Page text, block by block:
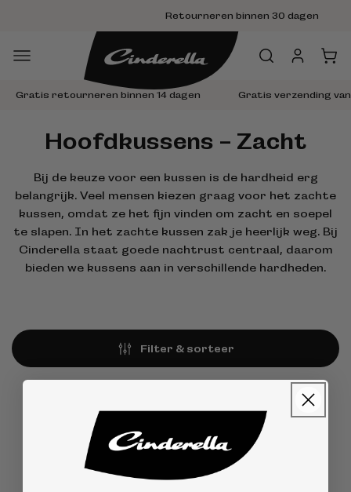
Retourneren binnen 30 dagen
Inloggen
Gratis retourneren binnen 14 dagen Gratis verzending
Hoofdkussens - Zacht
Bij de keuze voor een kussen is de hardheid erg
belangrijk. Veel mensen kiezen graag voor het zachte
kussen, omdat ze het fijn vinden om zacht en soepel
te slapen. In het zachte kussen zak je heerlijk weg. Bij
Cinderella staat goede nachtrust centraal, daarom
bieden we kussens aan in verschillende hardheden.
Filter & sorteer